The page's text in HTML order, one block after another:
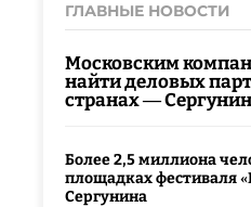
ГЛАВНЫЕ НОВОСТИ
Московским
найти деловых
странах —
Более 2,5 миллиона
площадках фестиваля
Сергунина